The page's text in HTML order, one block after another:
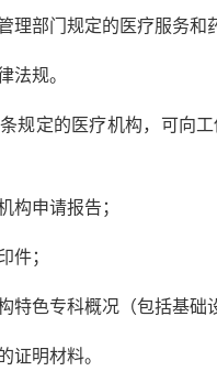
理部门规定的医疗服务和
法规。
规定的医疗机构，可向
构申请报告；
件；
特色专科概况（包括基础
证明材料。